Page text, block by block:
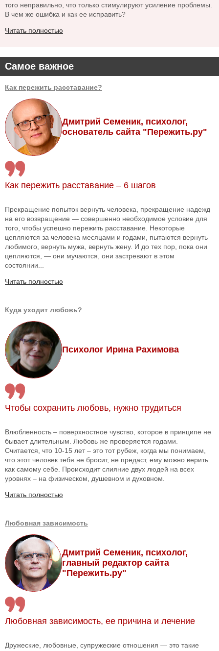
Самое важное
Как пережить расставание?
Дмитрий Семеник, психолог,
основатель сайта "Пережить.ру"
Как пережить расставание – 6 шагов
Прекращение попыток вернуть человека, прекращение надежд
на его возвращение — совершенно необходимое условие для
того, чтобы успешно пережить расставание. Некоторые
цепляются за человека месяцами и годами, пытаются вернуть
любимого, вернуть мужа, вернуть жену. И до тех пор, пока они
цепляются, — они мучаются, они застревают в этом
состоянии...
Читать полностью
Куда уходит любовь?
Психолог Ирина Рахимова
Чтобы сохранить любовь, нужно трудиться
Влюбленность – поверхностное чувство, которое в принципе не
бывает длительным. Любовь же проверяется годами.
Считается, что 10-15 лет – это тот рубеж, когда мы понимаем,
что этот человек тебя не бросит, не предаст, ему можно верить
как самому себе. Происходит слияние двух людей на всех
уровнях – на физическом, душевном и духовном.
Читать полностью
Любовная зависимость
Дмитрий Семеник, психолог,
главный редактор сайта
"Пережить.ру"
Любовная зависимость, ее причина и лечение
Дружеские, любовные, супружеские отношения — это такие
того неправильно, что только стимулируют усиление проблемы.
В чем же ошибка и как ее исправить?
Читать полностью